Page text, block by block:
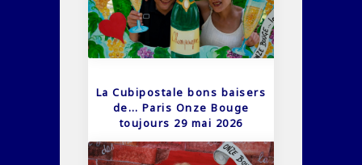
La Cubipostale bons baisers
de… Paris Onze Bouge
toujours 29 mai 2026